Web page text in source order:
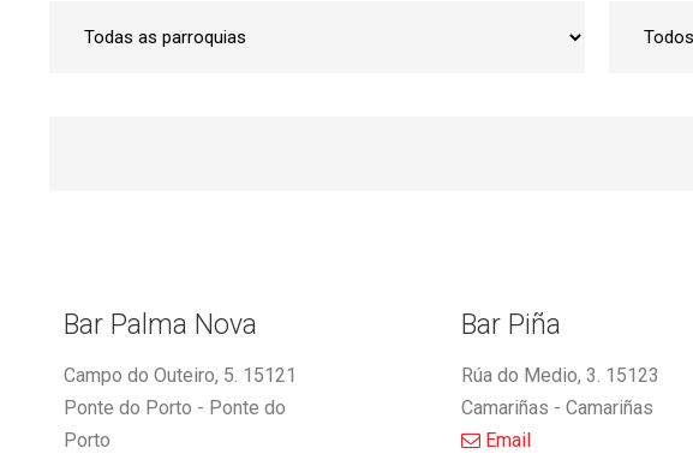
Bar Palma Nova
Campo do Outeiro, 5. 15121
Ponte do Porto - Ponte do
Porto
Bar Piña
Rúa do Medio, 3. 15123
Camariñas - Camariñas
Email